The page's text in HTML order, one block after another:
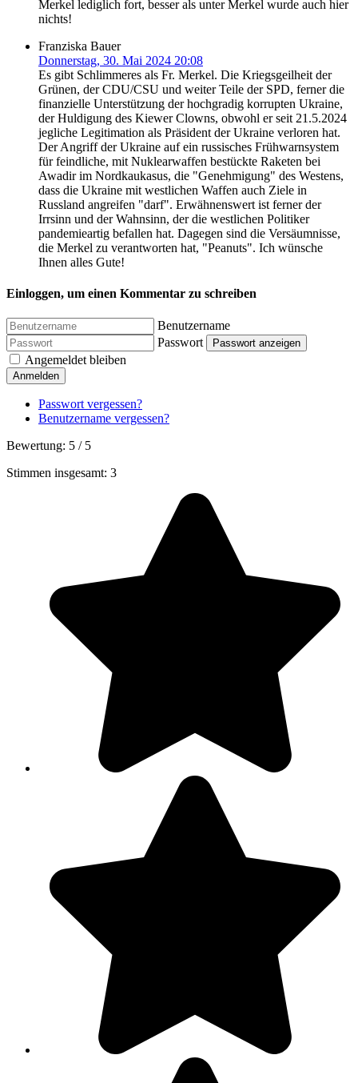
Merkel lediglich fort, besser als unter Merkel wurde auch hier
nichts!
Franziska Bauer
Donnerstag, 30. Mai 2024 20:08
Es gibt Schlimmeres als Fr. Merkel. Die Kriegsgeilheit der
Grünen, der CDU/CSU und weiter Teile der SPD, ferner die
finanzielle Unterstützung der hochgradig korrupten Ukraine,
der Huldigung des Kiewer Clowns, obwohl er seit 21.5.2024
jegliche Legitimation als Präsident der Ukraine verloren hat.
Der Angriff der Ukraine auf ein russisches Frühwarnsystem
für feindliche, mit Nuklearwaffen bestückte Raketen bei
Awadir im Nordkaukasus, die "Genehmigung" des Westens,
dass die Ukraine mit westlichen Waffen auch Ziele in
Russland angreifen "darf". Erwähnenswert ist ferner der
Irrsinn und der Wahnsinn, der die westlichen Politiker
pandemieartig befallen hat. Dagegen sind die Versäumnisse,
die Merkel zu verantworten hat, "Peanuts". Ich wünsche
Ihnen alles Gute!
Einloggen, um einen Kommentar zu schreiben
Benutzername
Passwort
Passwort anzeigen
Angemeldet bleiben
Anmelden
Passwort vergessen?
Benutzername vergessen?
Bewertung: 5 / 5
Stimmen insgesamt: 3